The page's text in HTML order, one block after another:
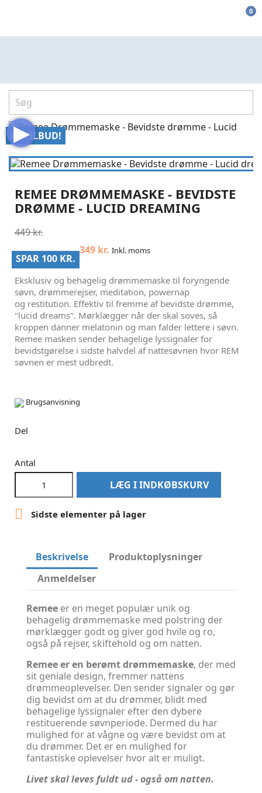
0
PÅ TILBUD!
▶
REMEE DRØMMEMASKE - BEVIDSTE
DRØMME - LUCID DREAMING
449 kr.
349 kr.
SPAR 100 KR.
Inkl. moms
Eksklusiv og behagelig drømmemaske til foryngende
søvn, drømmerejser, meditation, powernap
og restitution. Effektiv til fremme af bevidste drømme,
"lucid dreams". Mørklægger når der skal soves, så
kroppen danner melatonin og man falder lettere i søvn.
Remee masken sender behagelige lyssignaler for
bevidstgørelse i sidste halvdel af nattesøvnen hvor REM
søvnen er mest udbredt.
Brugsanvisning
Del
Antal
LÆG I INDKØBSKURV
 Sidste elementer på lager
Beskrivelse
Produktoplysninger
Anmeldelser
Remee er en meget populær unik og
behagelig drømmemaske med polstring der
mørklægger godt og giver god hvile og ro,
også på rejser, skiftehold og om natten.
Remee er en berømt drømmemaske, der med
sit geniale design, fremmer nattens
drømmeoplevelser. Den sender signaler og gør
dig bevidst om at du drømmer, blidt med
behagelige lyssignaler efter den dybere
restituerende søvnperiode. Dermed du har
mulighed for at vågne og være bevidst om at
du drømmer. Det er en mulighed for
fantastiske oplevelser hvor alt er muligt.
Livet skal leves fuldt ud - også om natten.